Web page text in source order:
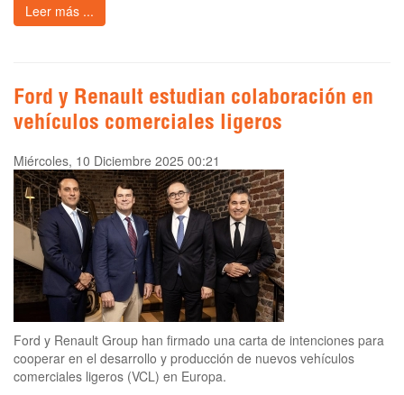
Leer más ...
Ford y Renault estudian colaboración en
vehículos comerciales ligeros
Miércoles, 10 Diciembre 2025 00:21
Ford y Renault Group han firmado una carta de intenciones para
cooperar en el desarrollo y producción de nuevos vehículos
comerciales ligeros (VCL) en Europa.